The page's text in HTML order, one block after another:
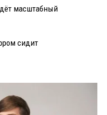
масштабный
сидит